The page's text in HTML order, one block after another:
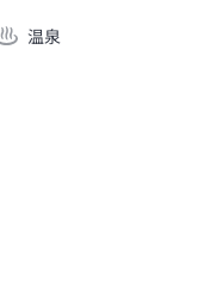
温泉